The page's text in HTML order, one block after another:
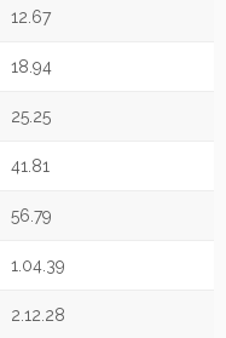
12.67
18.94
25.25
41.81
56.79
1.04.39
2.12.28